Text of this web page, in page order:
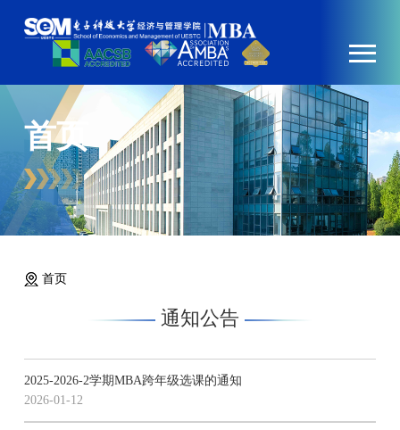
首页
首页
通知公告
2025-2026-2学期MBA跨年级选课的通知
2026-01-12